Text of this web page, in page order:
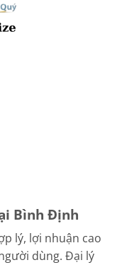
Bình Định
lý, lợi nhuận cao
dùng. Đại lý